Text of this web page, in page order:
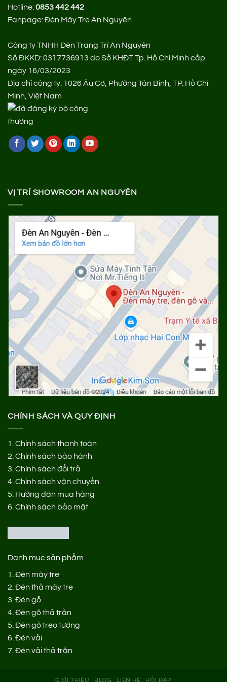
Hotline:0853 442 442
Fanpage:Đèn Mây Tre An Nguyên
Công ty TNHH Đèn Trang Trí An Nguyên
Số ĐKKD: 0317736913 do Sở KHĐT Tp. Hồ Chí Minh cấp
ngày 16/03/2023
Địa chỉ công ty: 1026 Âu Cơ, Phường Tân Bình, TP. Hồ Chí
Minh, Việt Nam
VỊ TRÍ SHOWROOM AN NGUYÊN
CHÍNH SÁCH VÀ QUY ĐỊNH
1. Chính sách thanh toán
2. Chính sách bảo hành
3. Chính sách đổi trả
4. Chính sách vận chuyển
5. Hướng dẫn mua hàng
6. Chính sách bảo mật
Danh mục sản phẩm
1. Đèn mây tre
2. Đèn thả mây tre
3. Đèn gỗ
4. Đèn gỗ thả trần
5. Đèn gỗ treo tường
6. Đèn vải
7. Đèn vải thả trần
GIỚI THIỆU BLOG LIÊN HỆ HỎI ĐÁP